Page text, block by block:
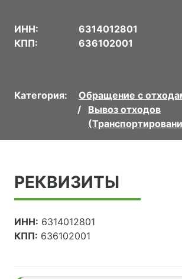
ИНН:
6314012801
КПП:
636102001
Категория:
Обращение с
Вывоз отходов
РЕКВИЗИТЫ
ИНН: 6314012801
КПП: 636102001